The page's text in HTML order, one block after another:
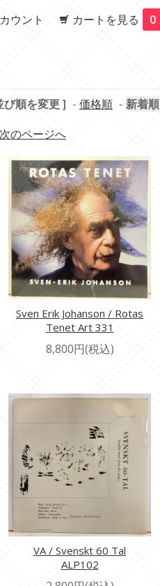
ウント カートを見る 0
び順を変更 ] - 価格順 - 新着順
次のページへ
Sven Erik Johanson / Rotas
Tenet Art 331
8,800円(税込)
VA / Svenskt 60 Tal
ALP102